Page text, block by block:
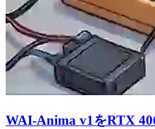
WAI-Anima v1をRTX